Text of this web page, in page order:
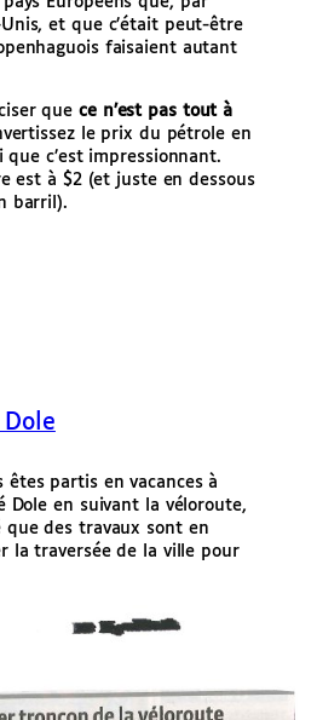
et que c’était peut-être
faisaient autant
que ce n’est pas tout à
le prix du pétrole en
que c’est impressionnant.
est à $2 (et juste en dessous
barril).
êtes partis en vacances à
Dole en suivant la véloroute,
que des travaux sont en
la traversée de la ville pour